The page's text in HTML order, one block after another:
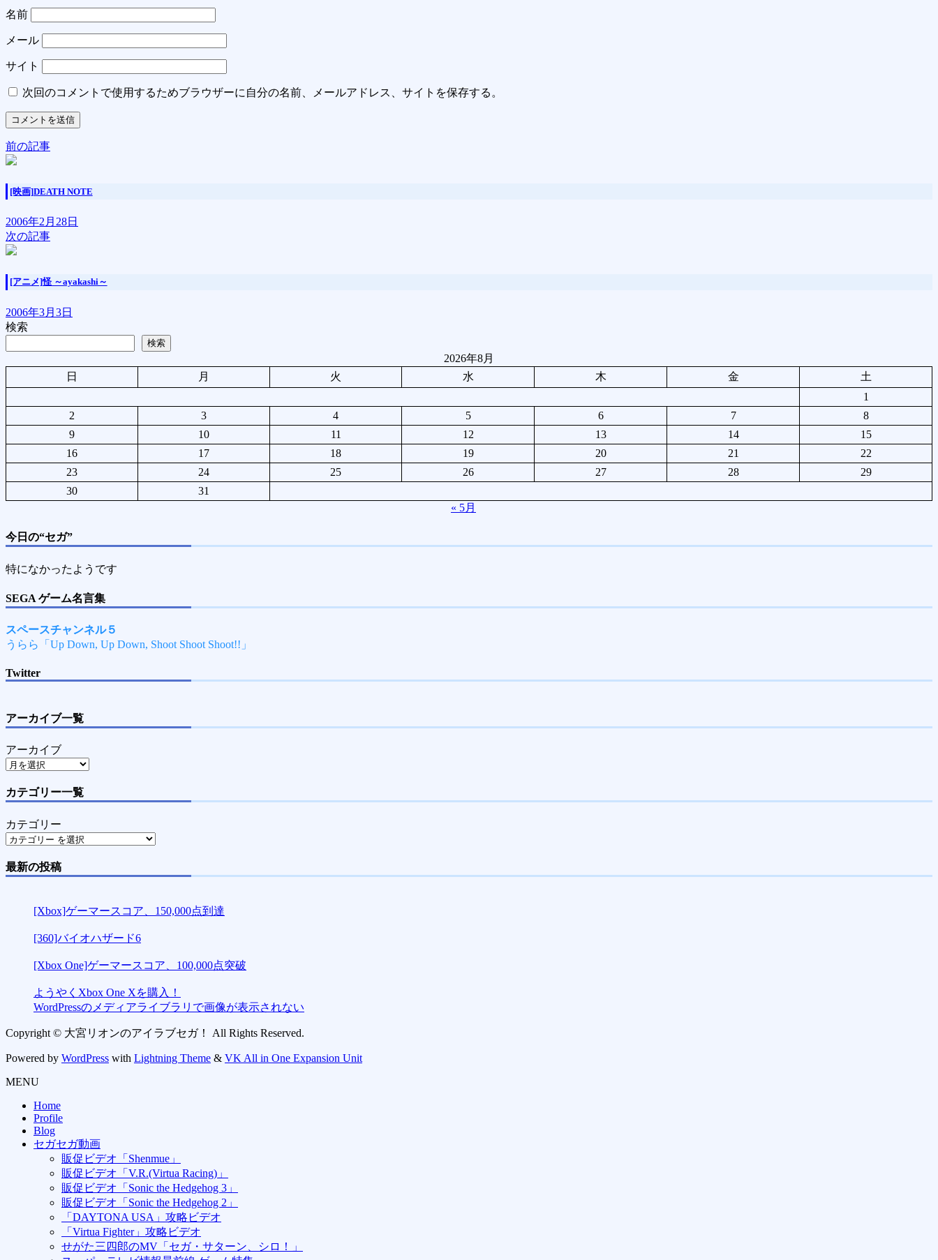
名前
メール
サイト
次回のコメントで使用するためブラウザーに自分の名前、メールアドレス、サイトを保存する。
前の記事
[映画]DEATH NOTE
2006年2月28日
次の記事
[アニメ]怪 ～ayakashi～
2006年3月3日
検索
検索
2026年8月
日
月 火 水 木 金
土
1
2
3 4 5 6 7
8
9
10 11 12 13 14
15
16
17 18 19 20 21
22
23
24 25 26 27 28
29
30
31
« 5月
今日の“セガ”
特になかったようです
SEGA ゲーム名言集
スペースチャンネル５
うらら「Up Down, Up Down, Shoot Shoot Shoot!!」
Twitter
アーカイブ一覧
アーカイブ
カテゴリー一覧
カテゴリー
最新の投稿
[Xbox]ゲーマースコア、150,000点到達
[360]バイオハザード6
[Xbox One]ゲーマースコア、100,000点突破
ようやくXbox One Xを購入！
WordPressのメディアライブラリで画像が表示されない
Copyright © 大宮リオンのアイラブセガ！ All Rights Reserved.
Powered by WordPress with Lightning Theme & VK All in One Expansion Unit
MENU
Home
Profile
Blog
セガセガ動画
販促ビデオ「Shenmue」
販促ビデオ「V.R.(Virtua Racing)」
販促ビデオ「Sonic the Hedgehog 3」
販促ビデオ「Sonic the Hedgehog 2」
「DAYTONA USA」攻略ビデオ
「Virtua Fighter」攻略ビデオ
せがた三四郎のMV「セガ・サターン、シロ！」